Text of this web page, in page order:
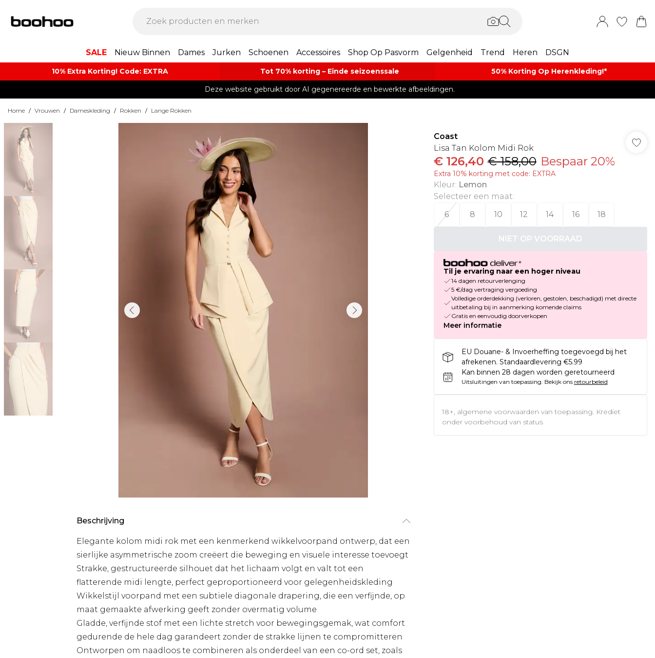
SALE Nieuw Binnen Dames Jurken Schoenen Accessoires Shop Op Pasvorm Gelgenheid Trend Heren DSGN
10% Extra Korting! Code: EXTRA​ Tot 70% korting – Einde seizoenssale 50% Korting Op Herenkleding​!*​
Deze website gebruikt door AI gegenereerde en bewerkte afbeeldingen.
Home / Vrouwen / Dameskleding / Rokken / Lange Rokken
Beschrijving
Elegante kolom midi rok met een kenmerkend wikkelvoorpand ontwerp, dat een
sierlijke asymmetrische zoom creëert die beweging en visuele interesse toevoegt
Strakke, gestructureerde silhouet dat het lichaam volgt en valt tot een
flatterende midi lengte, perfect geproportioneerd voor gelegenheidskleding
Wikkelstijl voorpand met een subtiele diagonale drapering, die een verfijnde, op
maat gemaakte afwerking geeft zonder overmatig volume
Gladde, verfijnde stof met een lichte stretch voor bewegingsgemak, wat comfort
gedurende de hele dag garandeert zonder de strakke lijnen te compromitteren
Ontworpen om naadloos te combineren als onderdeel van een co-ord set, zoals
Coast
Lisa Tan Kolom Midi Rok
€ 126,40 € 158,00 Bespaar 20%
Extra 10% korting met code: EXTRA
Kleur: Lemon
Selecteer een maat:
6
8 10 12 14 16 18
NIET OP VOORRAAD
Til je ervaring naar een hoger niveau
14 dagen retourverlenging
5 €/dag vertraging vergoeding
Volledige orderdekking (verloren, gestolen, beschadigd) met directe
uitbetaling bij in aanmerking komende claims
Gratis en eenvoudig doorverkopen
Meer informatie
EU Douane- & Invoerheffing toegevoegd bij het
afrekenen. Standaardlevering €5.99
Kan binnen 28 dagen worden geretourneerd
Uitsluitingen van toepassing. Bekijk ons retourbeleid
18+, algemene voorwaarden van toepassing. Krediet
onder voorbehoud van status